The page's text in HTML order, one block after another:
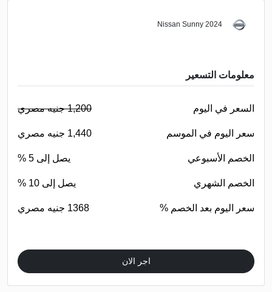
معلومات التسعير
السعر في اليوم 1,200 جنيه مصري
سعر اليوم في الموسم 1,440 جنيه مصري
الخصم الأسبوعي يصل إلى 5 %
الخصم الشهري يصل إلى 10 %
سعر اليوم بعد الخصم % 1368 جنيه مصري
اجر الان